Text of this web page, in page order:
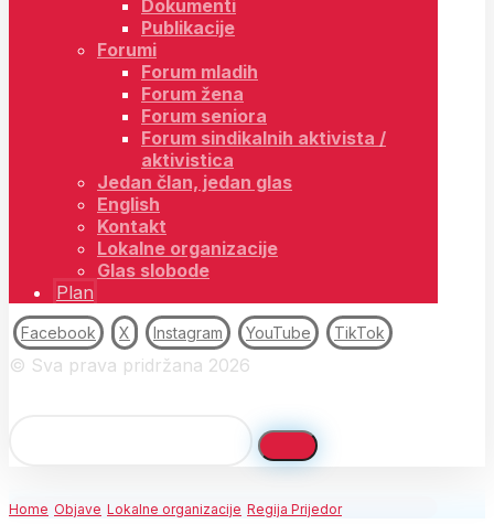
Dokumenti
Publikacije
Forumi
Forum mladih
Forum žena
Forum seniora
Forum sindikalnih aktivista /
aktivistica
Jedan član, jedan glas
English
Kontakt
Lokalne organizacije
Glas slobode
Plan
Facebook X Instagram YouTube TikTok
© Sva prava pridržana 2026
Home Objave Lokalne organizacije Regija Prijedor